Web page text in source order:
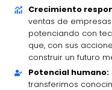
Crecimiento
ventas de
potenciando con
que, con sus
construir un futuro
Potencial humano:
transferimos